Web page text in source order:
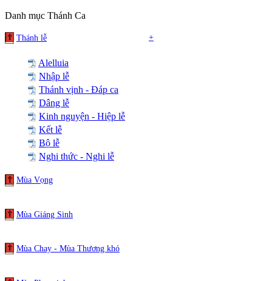
Danh mục Thánh Ca
Thánh lễ +
Alelluia
Nhập lễ
Thánh vịnh - Đáp ca
Dâng lễ
Kinh nguyện - Hiệp lễ
Kết lễ
Bộ lễ
Nghi thức - Nghi lễ
Mùa Vọng
Mùa Giáng Sinh
Mùa Chay - Mùa Thương khó